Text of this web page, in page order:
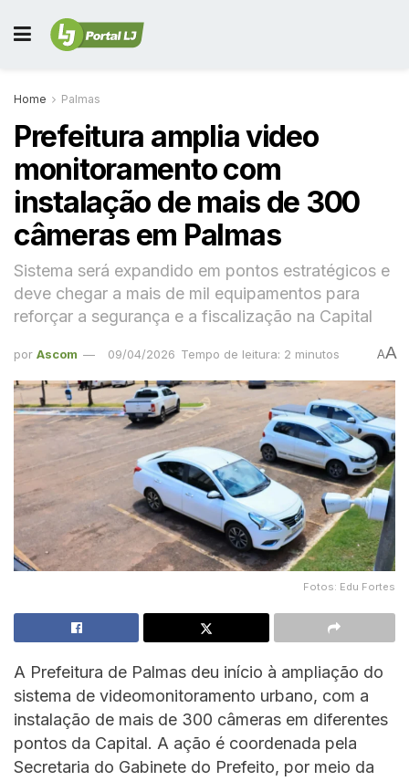
Home Palmas
Prefeitura amplia video
monitoramento com
instalação de mais de 300
câmeras em Palmas
Sistema será expandido em pontos estratégicos e
deve chegar a mais de mil equipamentos para
reforçar a segurança e a fiscalização na Capital
por Ascom 09/04/2026 Tempo de leitura: 2 minutos AA
Fotos: Edu Fortes
A Prefeitura de Palmas deu início à ampliação do
sistema de videomonitoramento urbano, com a
instalação de mais de 300 câmeras em diferentes
pontos da Capital. A ação é coordenada pela
Secretaria do Gabinete do Prefeito, por meio da